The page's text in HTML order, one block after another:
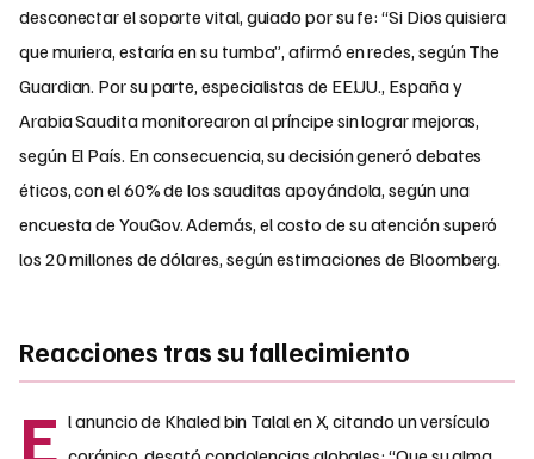
desconectar el soporte vital, guiado por su fe: “Si Dios quisiera
que muriera, estaría en su tumba”, afirmó en redes, según The
Guardian. Por su parte, especialistas de EE.UU., España y
Arabia Saudita monitorearon al príncipe sin lograr mejoras,
según El País. En consecuencia, su decisión generó debates
éticos, con el 60% de los sauditas apoyándola, según una
encuesta de YouGov. Además, el costo de su atención superó
los 20 millones de dólares, según estimaciones de Bloomberg.
Reacciones tras su fallecimiento
E l anuncio de Khaled bin Talal en X, citando un versículo